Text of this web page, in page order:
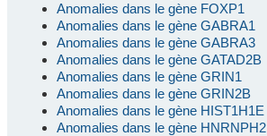
Anomalies dans le gène FOXP1
Anomalies dans le gène GABRA1
Anomalies dans le gène GABRA3
Anomalies dans le gène GATAD2B
Anomalies dans le gène GRIN1
Anomalies dans le gène GRIN2B
Anomalies dans le gène HIST1H1E
Anomalies dans le gène HNRNPH2